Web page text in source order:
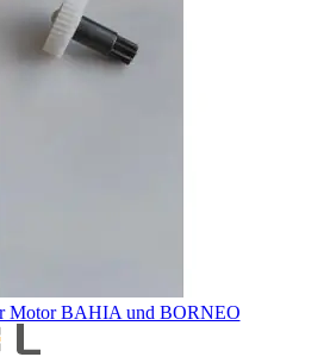
Motor BAHIA und BORNEO